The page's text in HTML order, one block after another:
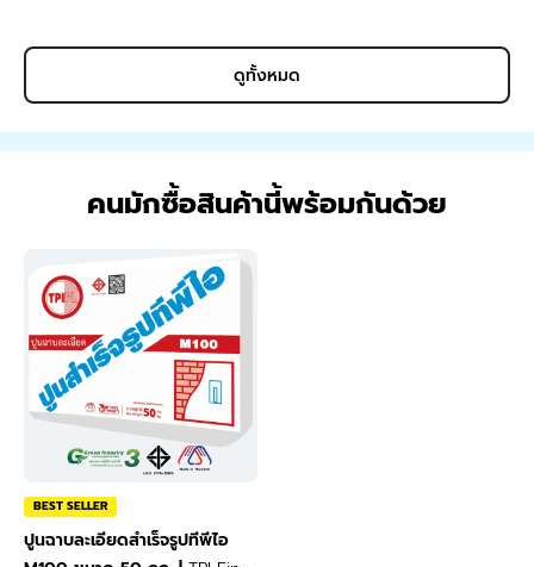
ดูทั้งหมด
คนมักซื้อสินค้านี้พร้อมกันด้วย
BEST SELLER
ปูนฉาบละเอียดสำเร็จรูปทีพีไอ